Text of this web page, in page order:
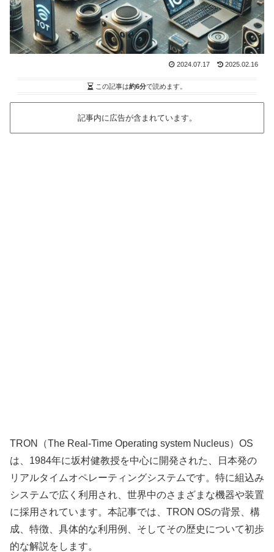
2024.07.17 2025.02.16
この記事は約6分で読めます。
記事内に広告が含まれています。
TRON（The Real-Time Operating system Nucleus）OS
は、1984年に坂村健教授を中心に開発された、日本発の
リアルタイムオペレーティングシステムです。特に組込み
システムで広く利用され、世界中のさまざまな機器や装置
に採用されています。本記事では、TRON OSの背景、構
成、特徴、具体的な利用例、そしてその歴史について初歩
的な解説をします。